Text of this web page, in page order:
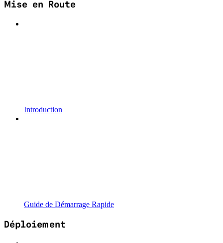
Mise en Route
Introduction
Guide de Démarrage Rapide
Déploiement